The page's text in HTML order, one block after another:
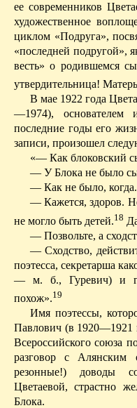
ее современников
художественное
циклом «Подруга»,
«последней подругой»,
весть» о родившемся
утвердительница!
В мае 1922 года
—1974), основателем
последние годы его
записи, произошел
«— Как блоковский
— У Блока не было
— Как не было,
— Кажется, здоров.
не могло быть детей.18 Д
— Позвольте, а
— Сходство,
поэтесса, секретарша
— м. б., Гуревич) и
похож».19
Имя поэтессы,
Павлович (в 1920—1921
Всероссийского союза
разговор с Алянским
резонные!) доводы
Цветаевой, страстно
Блока.